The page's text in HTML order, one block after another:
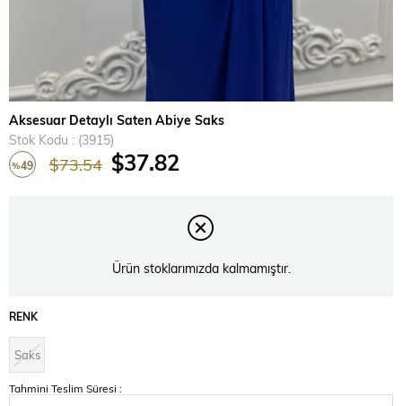
Aksesuar Detaylı Saten Abiye Saks
Stok Kodu
(3915)
%49 $73.54 $37.82
Ürün stoklarımızda kalmamıştır.
RENK
Saks
Tahmini Teslim Süresi :